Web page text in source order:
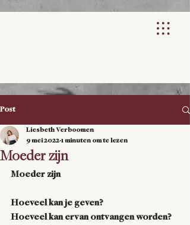
Post
Moeder zijn
Liesbeth Verboomen
9 mei 2022 1 minuten om te lezen
Moeder zijn
Hoeveel kan je geven?
Hoeveel kan ervan ontvangen worden?